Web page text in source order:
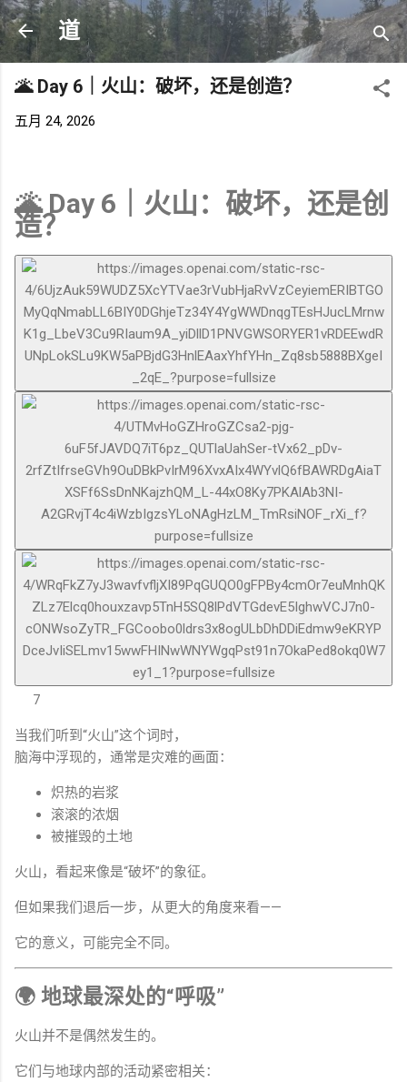
跳至主要内容
道
🌋 Day 6｜火山：破坏，还是创造？
五月 24, 2026
🌋 Day 6｜火山：破坏，还是创
造？
7
当我们听到“火山”这个词时，
脑海中浮现的，通常是灾难的画面：
炽热的岩浆
滚滚的浓烟
被摧毁的土地
火山，看起来像是“破坏”的象征。
但如果我们退后一步，从更大的角度来看——
它的意义，可能完全不同。
🌍 地球最深处的“呼吸”
火山并不是偶然发生的。
它们与地球内部的活动紧密相关：